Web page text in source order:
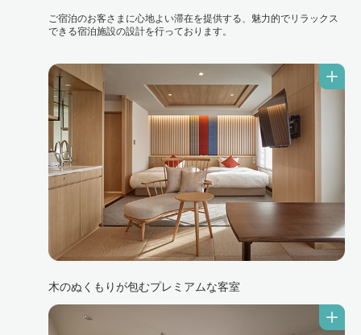
ご宿泊のお客さまに心地よい滞在を提供する、魅力的でリラックス
できる宿泊施設の設計を行っております。
木のぬくもりが包むプレミアムな客室